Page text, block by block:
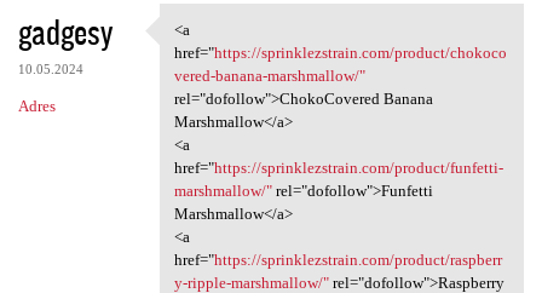
gadgesy
10.05.2024
Adres
<a href="https:/
<a
href="https://sprinklezstrain.com/product/chokoco
vered-banana-marshmallow/"
rel="dofollow">ChokoCovered Banana
Marshmallow</a>
<a
href="https://sprinklezstrain.com/product/funfetti-
marshmallow/"rel="dofollow">Funfetti
Marshmallow</a>
<a
href="https://sprinklezstrain.com/product/raspberr
y-ripple-marshmallow/"rel="dofollow">Raspberry